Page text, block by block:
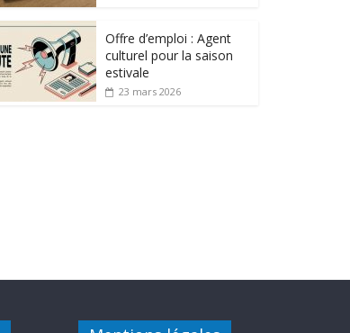
Offre d’emploi : Agent
culturel pour la saison
estivale
23 mars 2026